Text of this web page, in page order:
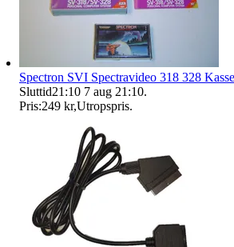
Spectron SVI Spectravideo 318 328
Sluttid21:10 7 aug 21:10.
Pris:249 kr,Utropspris.